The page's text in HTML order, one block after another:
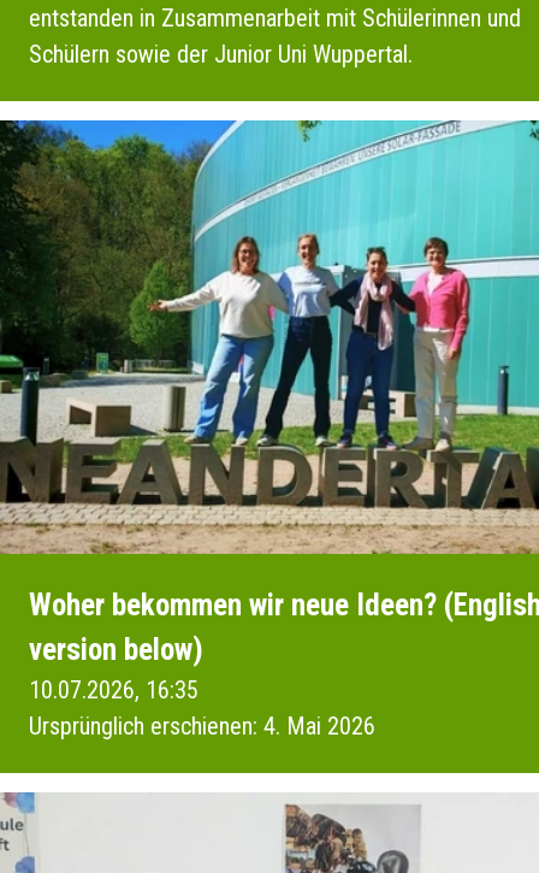
entstanden in Zusammenarbeit mit Schülerinnen und
Schülern sowie der Junior Uni Wuppertal.
Woher bekommen wir neue Ideen?
version below)
10.07.2026, 16:35
Ursprünglich erschienen: 4. Mai 2026